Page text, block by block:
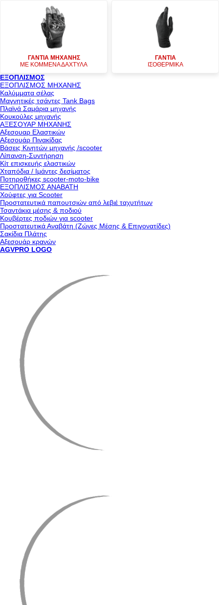
ΓΑΝΤΙΑ ΜΗΧΑΝΗΣ
ΜΕ ΚΟΜΜΕΝΑ ΔΑΧΤΥΛΑ
ΓΑΝΤΙΑ
ΙΣΟΘΕΡΜΙΚΑ
ΕΞΟΠΛΙΣΜΟΣ
ΕΞΟΠΛΙΣΜΟΣ ΜΗΧΑΝΗΣ
Καλύμματα σέλας
Μαγνητικές τσάντες Tank Bags
Πλαϊνά Σαμάρια μηχανής
Κουκούλες μηχανής
ΑΞΕΣΟΥΑΡ ΜΗΧΑΝΗΣ
Αξεσουαρ Ελαστικών
Αξεσουάρ Πινακίδας
Βάσεις Κινητών μηχανής /scooter
Λίπανση-Συντήρηση
Κίτ επισκευής ελαστικών
Χταπόδια / Ιμάντες δεσίματος
Ποτηροθήκες scooter-moto-bike
ΕΞΟΠΛΙΣΜΟΣ ΑΝΑΒΑΤΗ
Χούφτες για Scooter
Προστατευτικά παπουτσιών από λεβιέ ταχυτήτων
Τσαντάκια μέσης & ποδιού
Κουβέρτες ποδιών για scooter
Προστατευτικά Αναβάτη (Ζώνες Μέσης & Επιγονατίδες)
Σακίδια Πλάτης
Αξεσουάρ κρανών
AGVPRO LOGO